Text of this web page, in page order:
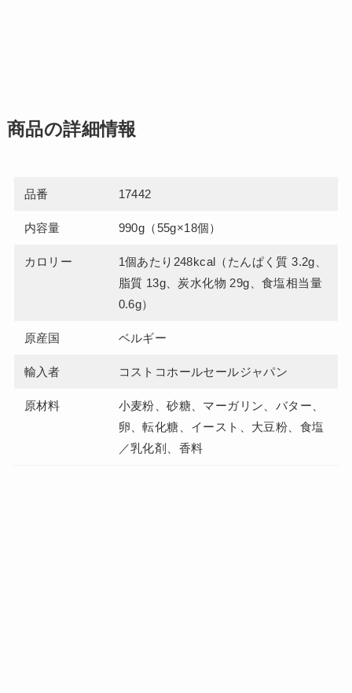
商品の詳細情報
品番 17442
内容量 990g（55g×18個）
カロリー
1個あたり248kcal（たんぱく質 3.2g、
脂質 13g、炭水化物 29g、食塩相当量
0.6g）
原産国 ベルギー
輸入者 コストコホールセールジャパン
原材料
小麦粉、砂糖、マーガリン、バター、
卵、転化糖、イースト、大豆粉、食塩
／乳化剤、香料